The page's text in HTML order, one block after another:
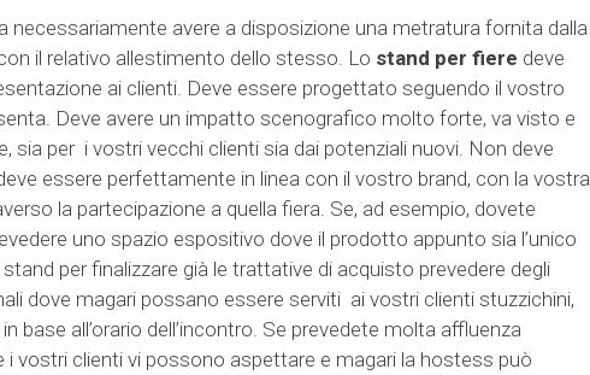
necessariamente avere a disposizione una metratura fornita dalla
il relativo allestimento dello stesso. Lo stand per fiere deve
ai clienti. Deve essere progettato seguendo il vostro
Deve avere un impatto scenografico molto forte, va visto e
sia per i vostri vecchi clienti sia dai potenziali nuovi. Non deve
essere perfettamente in linea con il vostro brand, con la vostra
la partecipazione a quella fiera. Se, ad esempio, dovete
uno spazio espositivo dove il prodotto appunto sia l’unico
per finalizzare già le trattative di acquisto prevedere degli
dove magari possano essere serviti ai vostri clienti stuzzichini,
base all’orario dell’incontro. Se prevedete molta affluenza
i vostri clienti vi possono aspettare e magari la hostess può